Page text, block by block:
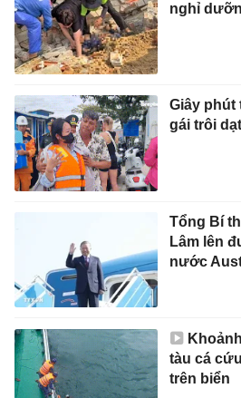
nghỉ
Giây phút
gái trôi
Tổng Bí
Lâm lên
nước
tàu cá
trên biển